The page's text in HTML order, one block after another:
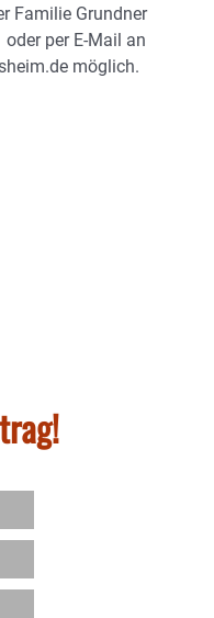
Familie Grundner
per E-Mail an
möglich.